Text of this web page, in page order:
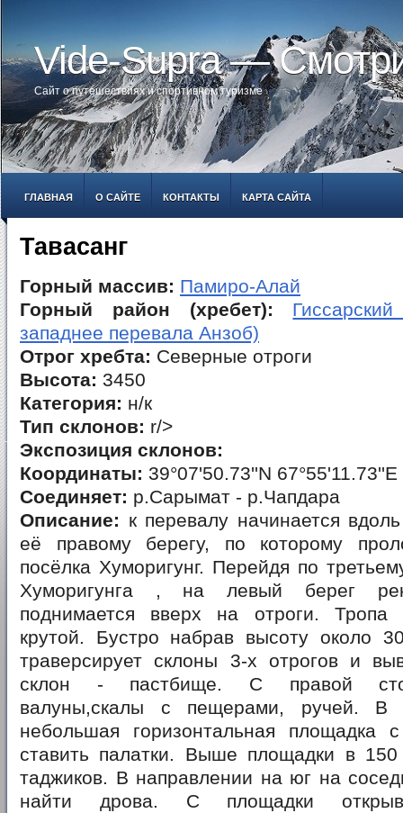
Vide-Supra —
Сайт о путешествиях и спортивном туризме
ГЛАВНАЯ О САЙТЕ КОНТАКТЫ КАРТА САЙТА
Тавасанг
Горный массив: Памиро-Алай
Горный район (хребет):
западнее перевала Анзоб)
Отрог хребта: Северные отроги
Высота: 3450
Категория: н/к
Тип склонов: r/>
Экспозиция склонов:
Координаты: 39°07'50.73''N 67°55'11.73''E
Соединяет: р.Сарымат - р.Чапдара
Описание: к перевалу начинается
её правому берегу, по которому
посёлка Хуморигунг. Перейдя по
Хуморигунга , на левый берег
поднимается вверх на отроги.
крутой. Бустро набрав высоту около
траверсирует склоны 3-х отрогов и
склон - пастбище. С правой
валуны,скалы с пещерами, ручей. В
небольшая горизонтальная площадка
ставить палатки. Выше площадки в
таджиков. В направлении на юг на
найти дрова. С площадки